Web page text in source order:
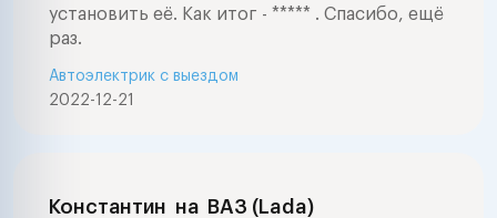
установить её. Как итог - ***** . Спасибо, ещё
раз.
2022-12-21
Автоэлектрик с выездом
Константин на ВАЗ (Lada)